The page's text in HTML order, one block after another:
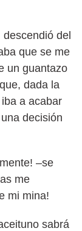
del
que se me
un guantazo
dada la
a acabar
decisión
–se
me
mi mina!
sabrá